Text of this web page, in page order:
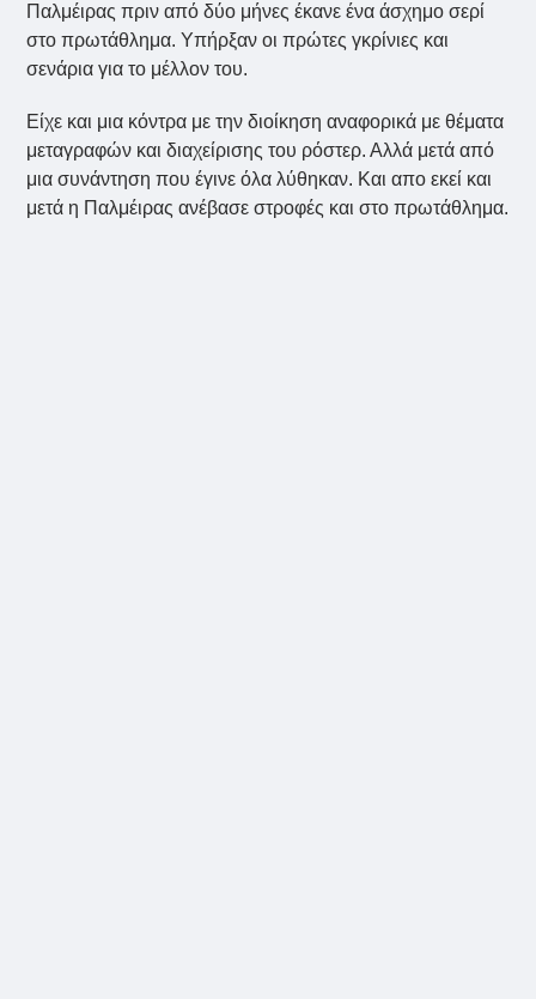
Παλμέιρας πριν από δύο μήνες έκανε ένα άσχημο σερί
στο πρωτάθλημα. Υπήρξαν οι πρώτες γκρίνιες και
σενάρια για το μέλλον του.
Είχε και μια κόντρα με την διοίκηση αναφορικά με θέματα
μεταγραφών και διαχείρισης του ρόστερ. Αλλά μετά από
μια συνάντηση που έγινε όλα λύθηκαν. Και απο εκεί και
μετά η Παλμέιρας ανέβασε στροφές και στο πρωτάθλημα.